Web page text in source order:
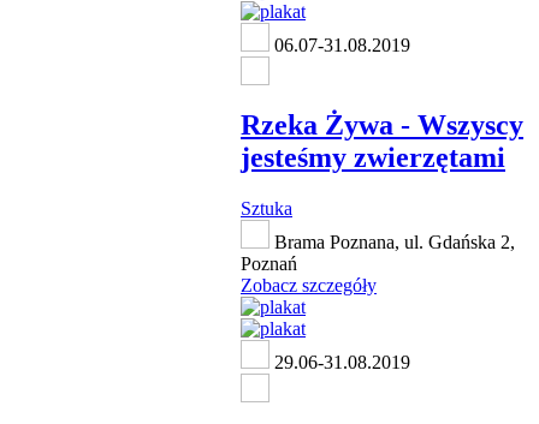
06.07-31.08.2019
Rzeka Żywa - Wszyscy
jesteśmy zwierzętami
Sztuka
Brama Poznana, ul. Gdańska 2,
Poznań
Zobacz szczegóły
29.06-31.08.2019